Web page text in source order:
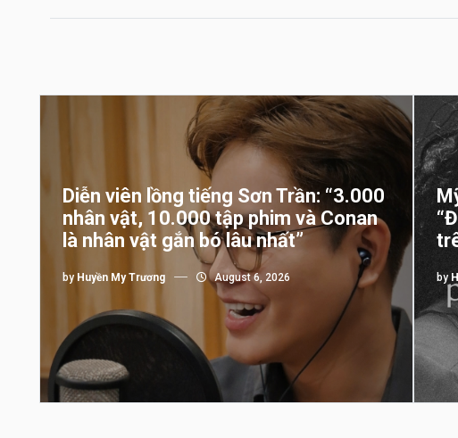
Diễn viên lồng tiếng Sơn Trần: “3.000
nhân vật, 10.000 tập phim và Conan
là nhân vật gắn bó lâu nhất”
by Huyền My Trương August 6, 2026 by